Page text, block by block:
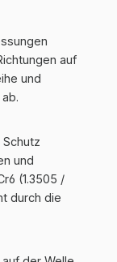
auf
und
und
(1.3505 /
durch die